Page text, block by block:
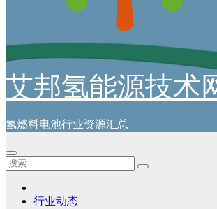
艾邦氢能源技术
氢燃料电池行业资源汇总
行业动态